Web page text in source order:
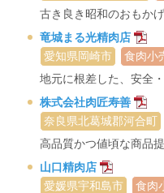
古き良き昭和のおもか
竜城まる光精肉店
愛知県岡崎市
食肉小
地元に根差した、安全
株式会社肉匠寿善
奈良県北葛城郡河合町
高品質かつ値頃な商品
山口精肉店
愛媛県宇和島市
食肉